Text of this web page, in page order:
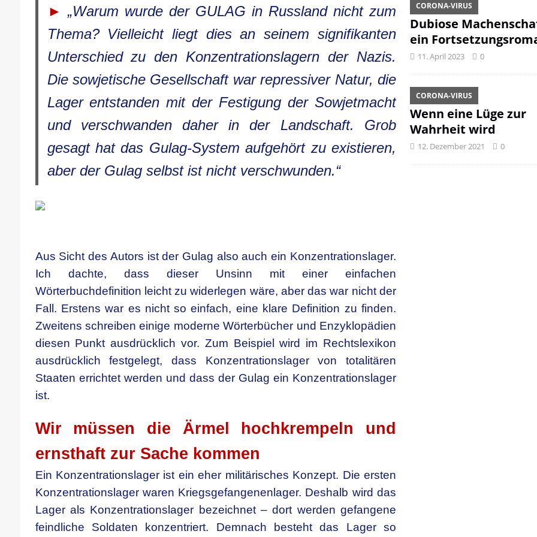
► „Warum wurde der GULAG in Russland nicht zum
Thema? Vielleicht liegt dies an seinem signifikanten
Unterschied zu den Konzentrationslagern der Nazis.
Die sowjetische Gesellschaft war repressiver Natur, die
Lager entstanden mit der Festigung der Sowjetmacht
und verschwanden daher in der Landschaft. Grob
gesagt hat das Gulag-System aufgehört zu existieren,
aber der Gulag selbst ist nicht verschwunden.“
Aus Sicht des Autors ist der Gulag also auch ein Konzentrationslager.
Ich dachte, dass dieser Unsinn mit einer einfachen
Wörterbuchdefinition leicht zu widerlegen wäre, aber das war nicht der
Fall. Erstens war es nicht so einfach, eine klare Definition zu finden.
Zweitens schreiben einige moderne Wörterbücher und Enzyklopädien
diesen Punkt ausdrücklich vor. Zum Beispiel wird im Rechtslexikon
ausdrücklich festgelegt, dass Konzentrationslager von totalitären
Staaten errichtet werden und dass der Gulag ein Konzentrationslager
ist.
Wir müssen die Ärmel hochkrempeln und
ernsthaft zur Sache kommen
Ein Konzentrationslager ist ein eher militärisches Konzept. Die ersten
Konzentrationslager waren Kriegsgefangenenlager. Deshalb wird das
Lager als Konzentrationslager bezeichnet – dort werden gefangene
feindliche Soldaten konzentriert. Demnach besteht das Lager so
Dubiose
ein
CORONA-VIRUS
11. April 2023 0
Wenn eine Lüge zur
Wahrheit wird
CORONA-VIRUS
12. Dezember 2021 0